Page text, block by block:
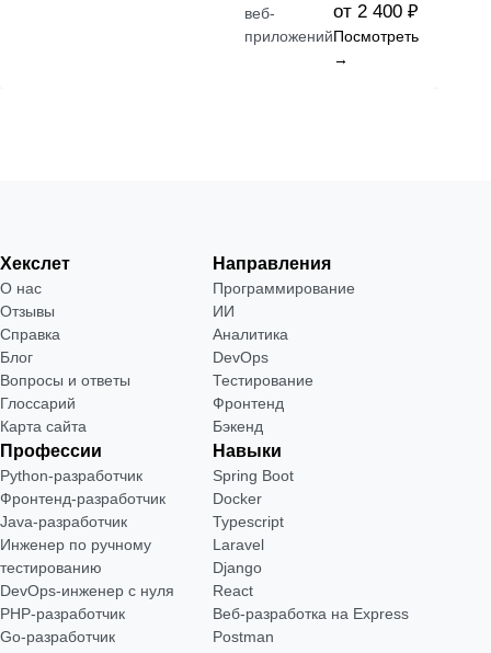
веб-
приложений
от 2 400 ₽
Посмотреть
→
Хекслет
О нас
Отзывы
Справка
Блог
Вопросы и ответы
Глоссарий
Карта сайта
Направления
Программирование
ИИ
Аналитика
DevOps
Тестирование
Фронтенд
Бэкенд
Профессии
Python-разработчик
Фронтенд-разработчик
Java-разработчик
Инженер по ручному
тестированию
DevOps-инженер с нуля
РНР-разработчик
Go-разработчик
Навыки
Spring Boot
Docker
Typescript
Laravel
Django
React
Веб-разработка на Express
Postman